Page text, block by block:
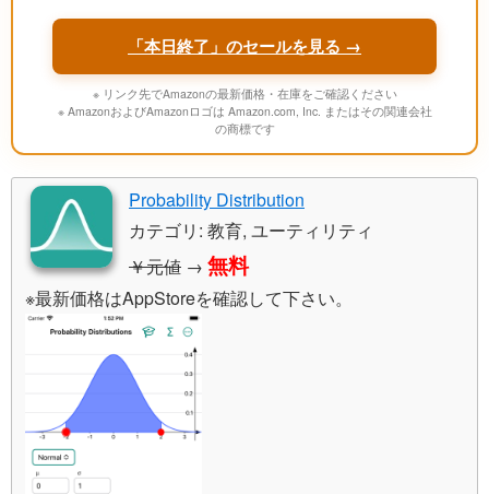
「本日終了」のセールを見る →
※ リンク先でAmazonの最新価格・在庫をご確認ください
※ AmazonおよびAmazonロゴは Amazon.com, Inc. またはその関連会社
の商標です
Probability Distribution
カテゴリ: 教育, ユーティリティ
￥元値 → 無料
※最新価格はAppStoreを確認して下さい。